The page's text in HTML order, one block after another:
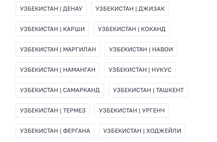
УЗБЕКИСТАН | ДЕНАУ УЗБЕКИСТАН | ДЖИЗАК
УЗБЕКИСТАН | КАРШИ УЗБЕКИСТАН | КОКАНД
УЗБЕКИСТАН | МАРГИЛАН УЗБЕКИСТАН | НАВОИ
УЗБЕКИСТАН | НАМАНГАН УЗБЕКИСТАН | НУКУС
УЗБЕКИСТАН | САМАРКАНД УЗБЕКИСТАН | ТАШКЕНТ
УЗБЕКИСТАН | ТЕРМЕЗ УЗБЕКИСТАН | УРГЕНЧ
УЗБЕКИСТАН | ФЕРГАНА УЗБЕКИСТАН | ХОДЖЕЙЛИ